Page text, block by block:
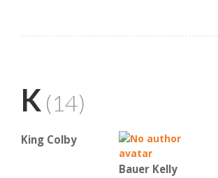
K (14)
King Colby
Bauer Kelly